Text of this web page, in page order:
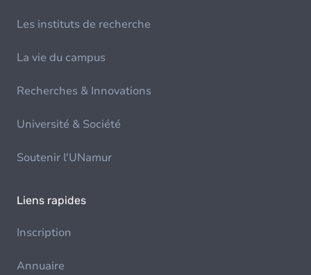
Les instituts de recherche
La vie du campus
Recherches & Innovations
Université & Société
Soutenir l'UNamur
Liens rapides
Inscription
Annuaire